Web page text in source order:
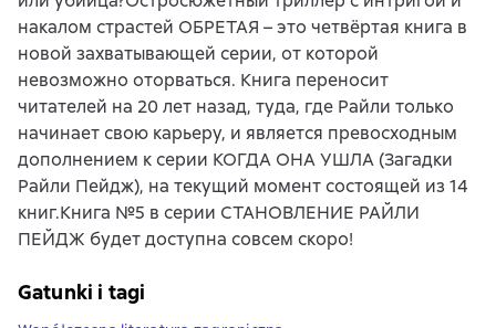
накалом страстей ОБРЕТАЯ – это четвёртая книга в
новой захватывающей серии, от которой
невозможно оторваться. Книга переносит
читателей на 20 лет назад, туда, где Райли только
начинает свою карьеру, и является превосходным
дополнением к серии КОГДА ОНА УШЛА (Загадки
Райли Пейдж), на текущий момент состоящей из 14
книг.Книга №5 в серии СТАНОВЛЕНИЕ РАЙЛИ
ПЕЙДЖ будет доступна совсем скоро!
Gatunki i tagi